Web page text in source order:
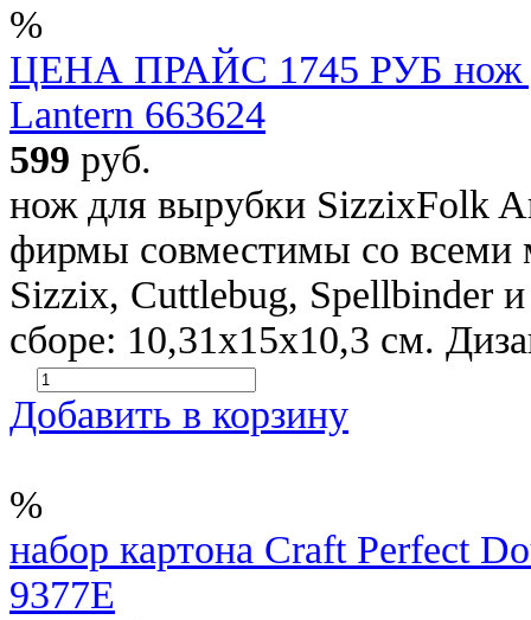
%
ЦЕНА ПРАЙС 1745 РУБ нож
Lantern 663624
599 руб.
нож для вырубки SizzixFolk
фирмы совместимы со всеми
Sizzix, Cuttlebug, Spellbinder
сборе: 10,31x15x10,3 см.
Добавить в корзину
%
набор картона Craft Perfect
9377E